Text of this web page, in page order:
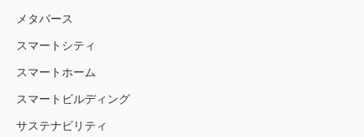
メタバース
スマートシティ
スマートホーム
スマートビルディング
サステナビリティ